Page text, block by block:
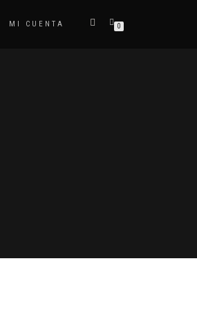
MI CUENTA 0